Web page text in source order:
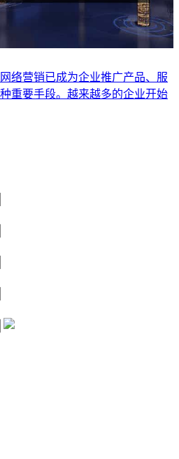
络营销已成为企业推广产品、服
重要手段。越来越多的企业开始